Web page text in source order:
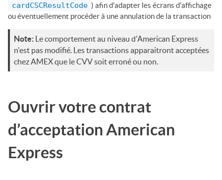
cardCSCResultCode ) afin d'adapter les écrans d'affichage
ou éventuellement procéder à une annulation de la transaction
Note: Le comportement au niveau d'American Express
n'est pas modifié. Les transactions apparaitront acceptées
chez AMEX que le CVV soit erroné ou non.
Ouvrir votre contrat
d’acceptation American
Express